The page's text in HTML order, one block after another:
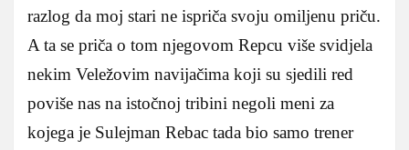
razlog da moj stari ne ispriča svoju omiljenu priču.
A ta se priča o tom njegovom Repcu više svidjela
nekim Veležovim navijačima koji su sjedili red
poviše nas na istočnoj tribini negoli meni za
kojega je Sulejman Rebac tada bio samo trener